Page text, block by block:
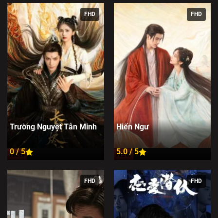
FHD
New
Trường Nguyệt Tẫn Minh
0 / 5
FHD
New
Hiến Ngư
5.0 / 5
FHD FHD